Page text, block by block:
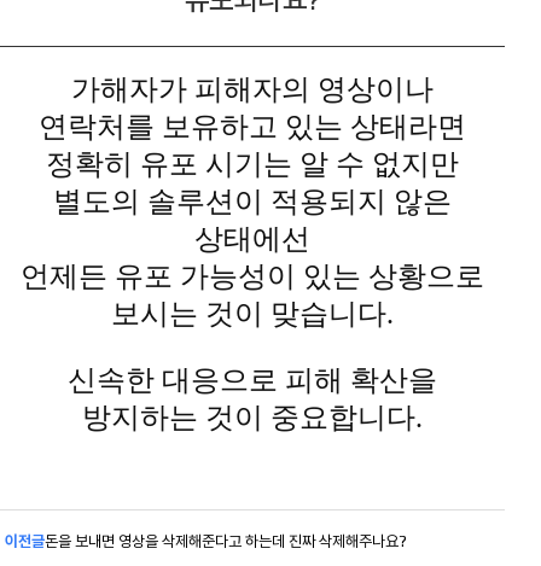
가해자가 피해자의 영상이나
연락처를 보유하고 있는 상태라면
정확히 유포 시기는 알 수 없지만
별도의 솔루션이 적용되지 않은
상태에선
언제든 유포 가능성이 있는 상황으로
보시는 것이 맞습니다.
신속한 대응으로 피해 확산을
방지하는 것이 중요합니다.
이전글돈을 보내면 영상을 삭제해준다고 하는데 진짜 삭제해주나요?